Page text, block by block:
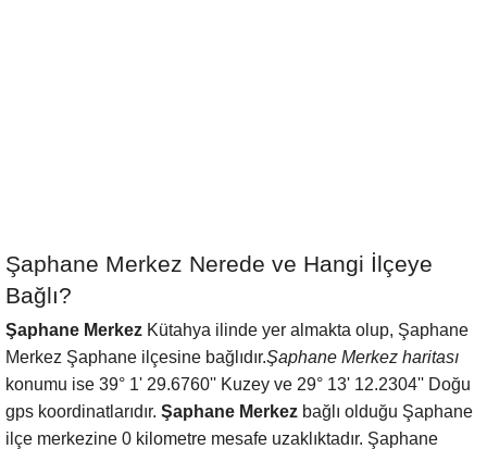
Şaphane Merkez Nerede ve Hangi İlçeye
Bağlı?
Şaphane Merkez Kütahya ilinde yer almakta olup, Şaphane
Merkez Şaphane ilçesine bağlıdır.Şaphane Merkez haritası
konumu ise 39° 1' 29.6760'' Kuzey ve 29° 13' 12.2304'' Doğu
gps koordinatlarıdır. Şaphane Merkez bağlı olduğu Şaphane
ilçe merkezine 0 kilometre mesafe uzaklıktadır. Şaphane